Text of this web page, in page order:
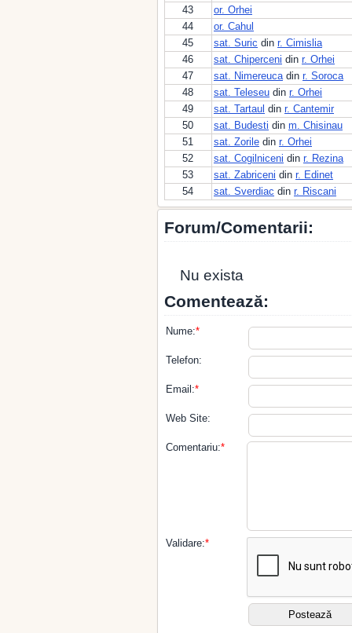
43
or. Orhei
44
or. Cahul
45
sat. Suric din r. Cimislia
46
sat. Chiperceni din r. Orhei
47
sat. Nimereucadin r. Soroca
48
sat. Teleseu din r. Orhei
49
sat. Tartaul din r. Cantemir
50
sat. Budesti din m. Chisinau
51
sat. Zorile din r. Orhei
52
sat. Cogilniceni din r. Rezina
53
sat. Zabriceni din r. Edinet
54
sat. Sverdiac din r. Riscani
Forum/Comentarii:
Nu exista
Comentează:
Nume:*
Telefon:
Email:*
Web Site:
Comentariu:*
Validare:*